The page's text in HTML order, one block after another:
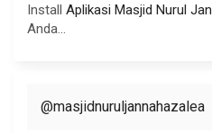
Install Aplikasi Masjid Nurul
Anda...
@masjidnuruljannahazalea